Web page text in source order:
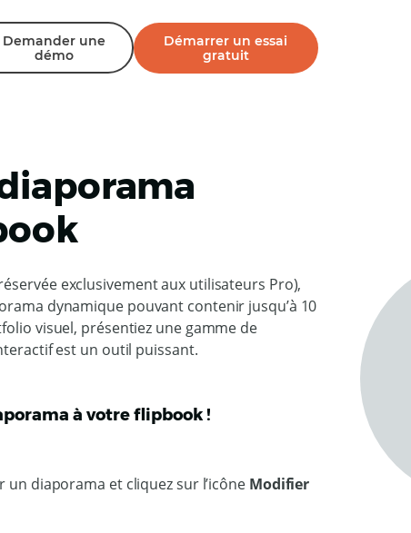
Demander une
démo
Démarrer un essai
gratuit
exclusivement aux utilisateurs Pro),
dynamique pouvant contenir jusqu’à 10
visuel, présentiez une gamme de
est un outil puissant.
à votre flipbook !
diaporama et cliquez sur l’icône Modifier